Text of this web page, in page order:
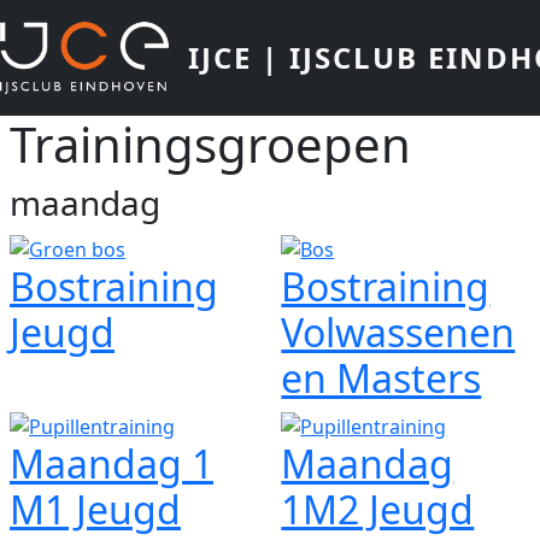
IJCE | IJSCLUB
Trainingsgroepen
maandag
Bostraining
Jeugd
Bostraining
Volwassenen
en Masters
Maandag 1
M1 Jeugd
Maandag
1M2 Jeugd